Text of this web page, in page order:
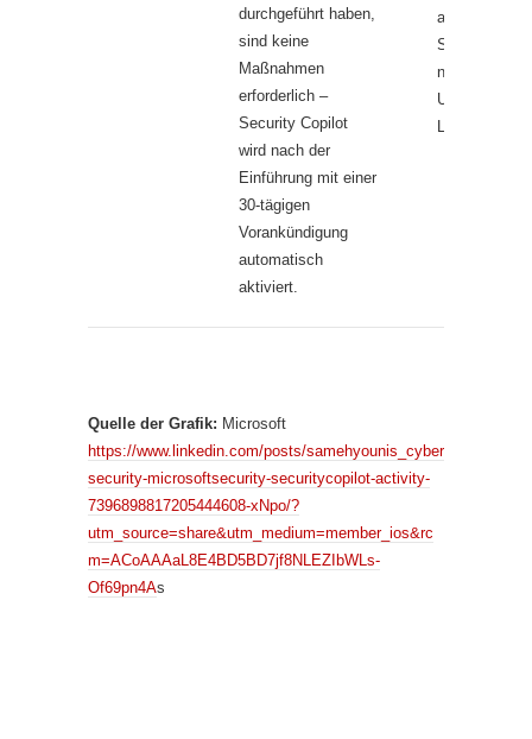
durchgeführt haben,
sind keine
Maßnahmen
erforderlich –
Security Copilot
wird nach der
Einführung mit einer
30-tägigen
Vorankündigung
automatisch
aktiviert.
allen
nutzen, für
Lizenz
Quelle der Grafik: Microsoft
https://www.linkedin.com/posts/samehyounis_cyber
security-microsoftsecurity-securitycopilot-activity-
7396898817205444608-xNpo/?
utm_source=share&utm_medium=member_ios&rc
m=ACoAAAaL8E4BD5BD7jf8NLEZIbWLs-
Of69pn4As